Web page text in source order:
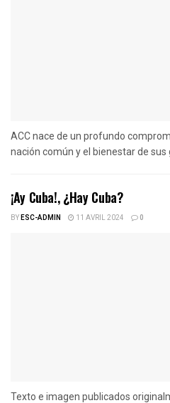
ACC nace de un profundo
nación común y el bienestar de sus
¡Ay Cuba!, ¿Hay Cuba?
BYESC-ADMIN 11 AVRIL 2024 0
Texto e imagen publicados